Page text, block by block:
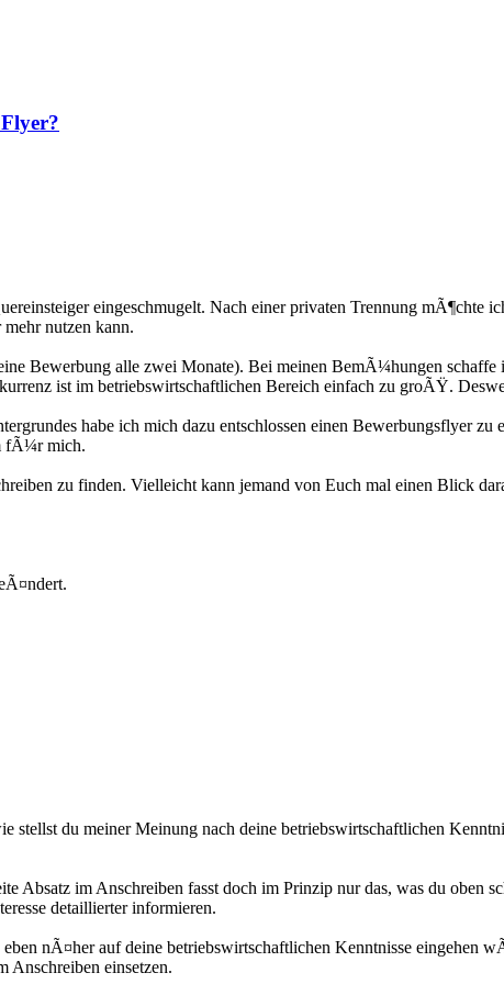
eingeschmugelt. Nach einer privaten Trennung mÃ¶chte
nutzen kann.
Bewerbung alle zwei Monate). Bei meinen BemÃ¼hungen
ist im betriebswirtschaftlichen Bereich einfach zu groÃŸ.
habe ich mich dazu entschlossen einen Bewerbungsflyer
fÃ¼r mich.
zu finden. Vielleicht kann jemand von Euch mal einen Blick
du meiner Meinung nach deine betriebswirtschaftlichen
im Anschreiben fasst doch im Prinzip nur das, was du oben
detaillierter informieren.
nÃ¤her auf deine betriebswirtschaftlichen Kenntnisse eingehen
Anschreiben einsetzen.